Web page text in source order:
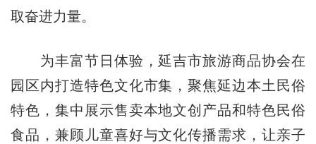
取奋进力量。
为丰富节日体验，延吉市旅游商品协会在
园区内打造特色文化市集，聚焦延边本土民俗
特色，集中展示售卖本地文创产品和特色民俗
食品，兼顾儿童喜好与文化传播需求，让亲子